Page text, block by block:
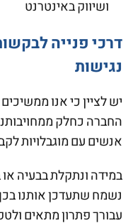
ושיווק באינטרנט
דרכי פנייה
נגישות
יש לציין כי אנו
החברה כחלק
אנשים עם מוגבלויות
במידה ונתקלת בבעיה
נשמח שתעדכן אותנו
עבורך פתרון מתאים